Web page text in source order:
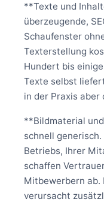
**Texte und
überzeugende,
Schaufenster
Texterstellung
Hundert bis
Texte selbst
in der Praxis
**Bildmaterial
schnell
Betriebs, Ihrer
schaffen
Mitbewerbern ab.
verursacht